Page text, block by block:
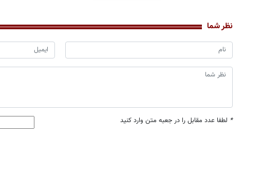
نظر شما
* لطفا عدد مقابل را در جعبه متن وارد کنید